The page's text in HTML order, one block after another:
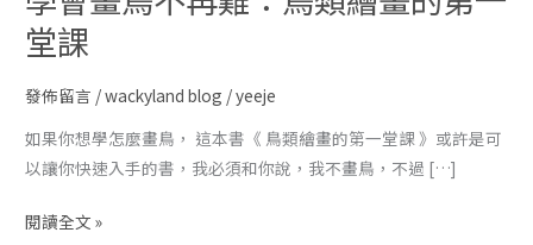
堂課
發佈留言 /wackyland blog /yeeje
如果你想學怎麼畫鳥， 這本書《 鳥類繪畫的第一堂課 》或許是可
以讓你快速入手的書，我必須和你說，我不畫鳥，不過 […]
閱讀全文 »